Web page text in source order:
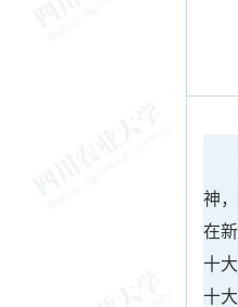
神
在
十
十